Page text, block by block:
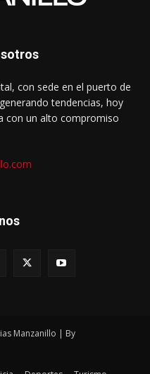
con sede en el puerto de
tendencias, hoy
con un alto compromiso
Manzanillo | By